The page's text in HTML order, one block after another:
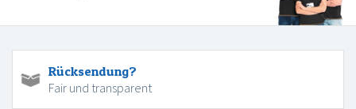
Rücksendung?
Fair und transparent